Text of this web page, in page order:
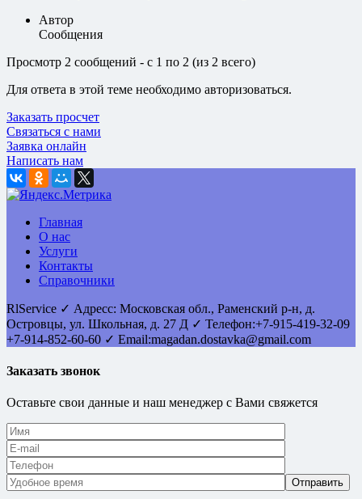
Автор
Сообщения
Просмотр 2 сообщений - с 1 по 2 (из 2 всего)
Для ответа в этой теме необходимо авторизоваться.
Заказать просчет
Связаться с нами
Заявка онлайн
Написать нам
Главная
О нас
Услуги
Контакты
Справочники
RlService ✓ Адресс: Московская обл., Раменский р-н, д.
Островцы, ул. Школьная, д. 27 Д ✓ Телефон:+7-915-419-32-09
+7-914-852-60-60 ✓ Email:magadan.dostavka@gmail.com
Заказать звонок
Оставьте свои данные и наш менеджер с Вами свяжется